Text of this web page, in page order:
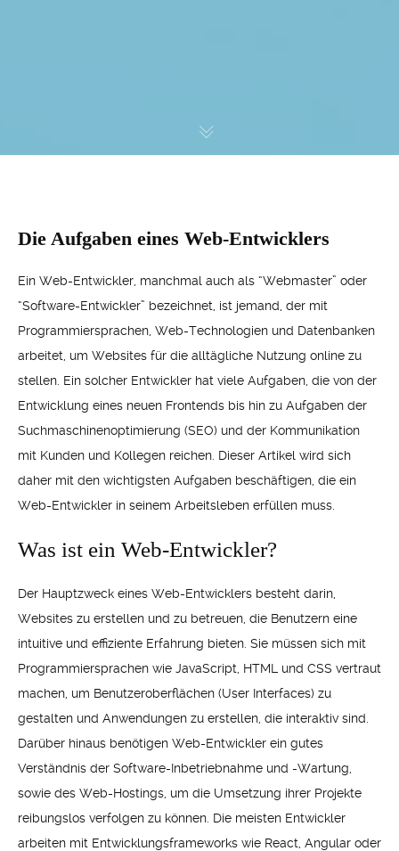
Die Aufgaben eines Web-Entwicklers
Ein Web-Entwickler, manchmal auch als “Webmaster” oder
“Software-Entwickler” bezeichnet, ist jemand, der mit
Programmiersprachen, Web-Technologien und Datenbanken
arbeitet, um Websites für die alltägliche Nutzung online zu
stellen. Ein solcher Entwickler hat viele Aufgaben, die von der
Entwicklung eines neuen Frontends bis hin zu Aufgaben der
Suchmaschinenoptimierung (SEO) und der Kommunikation
mit Kunden und Kollegen reichen. Dieser Artikel wird sich
daher mit den wichtigsten Aufgaben beschäftigen, die ein
Web-Entwickler in seinem Arbeitsleben erfüllen muss.
Was ist ein Web-Entwickler?
Der Hauptzweck eines Web-Entwicklers besteht darin,
Websites zu erstellen und zu betreuen, die Benutzern eine
intuitive und effiziente Erfahrung bieten. Sie müssen sich mit
Programmiersprachen wie JavaScript, HTML und CSS vertraut
machen, um Benutzeroberflächen (User Interfaces) zu
gestalten und Anwendungen zu erstellen, die interaktiv sind.
Darüber hinaus benötigen Web-Entwickler ein gutes
Verständnis der Software-Inbetriebnahme und -Wartung,
sowie des Web-Hostings, um die Umsetzung ihrer Projekte
reibungslos verfolgen zu können. Die meisten Entwickler
arbeiten mit Entwicklungsframeworks wie React, Angular oder